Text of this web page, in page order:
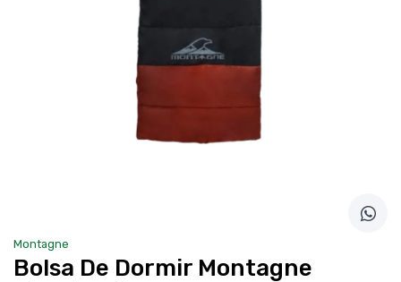
Montagne
Bolsa De Dormir Montagne